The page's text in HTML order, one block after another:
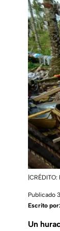
Publicado
Escrito por:
Un